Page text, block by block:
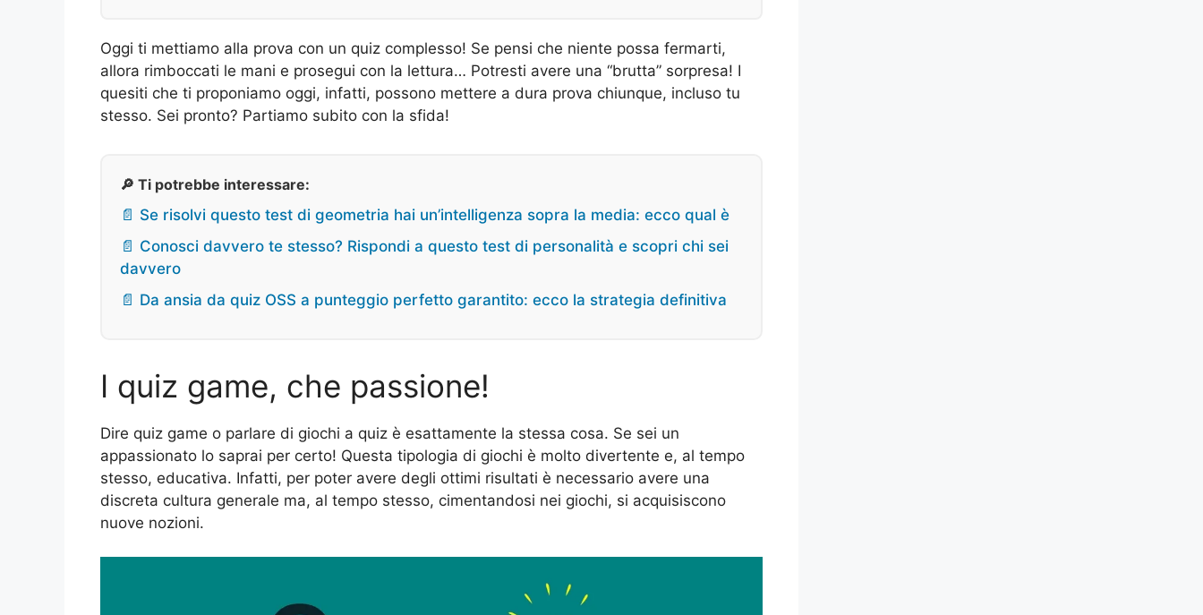
Oggi ti mettiamo alla prova con un quiz complesso! Se pensi che niente possa fermarti,
allora rimboccati le mani e prosegui con la lettura… Potresti avere una “brutta” sorpresa! I
quesiti che ti proponiamo oggi, infatti, possono mettere a dura prova chiunque, incluso tu
stesso. Sei pronto? Partiamo subito con la sfida!
🔎 Ti potrebbe interessare:
📄 Se risolvi questo test di geometria hai un’intelligenza sopra la media: ecco qual è
📄 Conosci davvero te stesso? Rispondi a questo test di personalità e scopri chi sei
davvero
📄 Da ansia da quiz OSS a punteggio perfetto garantito: ecco la strategia definitiva
I quiz game, che passione!
Dire quiz game o parlare di giochi a quiz è esattamente la stessa cosa. Se sei un
appassionato lo saprai per certo! Questa tipologia di giochi è molto divertente e, al tempo
stesso, educativa. Infatti, per poter avere degli ottimi risultati è necessario avere una
discreta cultura generale ma, al tempo stesso, cimentandosi nei giochi, si acquisiscono
nuove nozioni.